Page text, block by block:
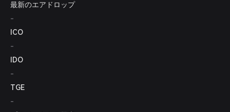
最新のエアドロップ
-
ICO
-
IDO
-
TGE
-